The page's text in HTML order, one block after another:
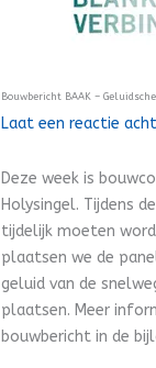
Bouwbericht BAAK –
Laat een reactie
Deze week is
Holysingel. Tijdens
tijdelijk moeten
plaatsen we de
geluid van de
plaatsen. Meer
bouwbericht in de